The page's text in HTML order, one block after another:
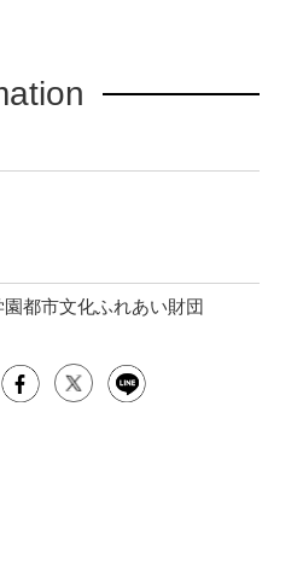
都市文化ふれあい財団